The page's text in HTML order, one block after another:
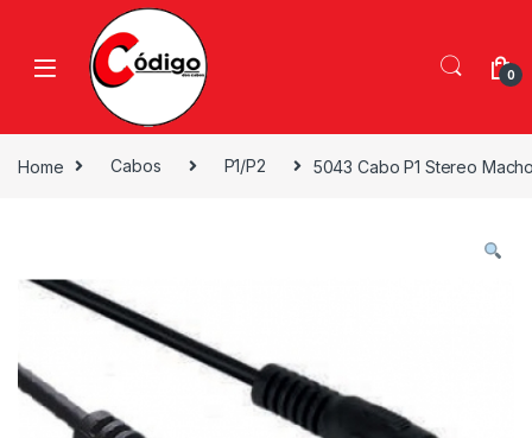
0
Home Cabos P1/P2 5043 Cabo P1 Stereo